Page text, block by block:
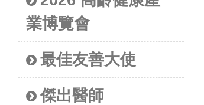
業博覽會
最佳友善大使
傑出醫師